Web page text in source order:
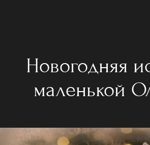
Новогодняя
маленькой